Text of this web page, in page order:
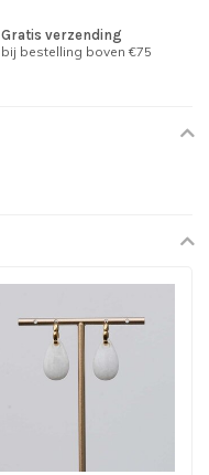
Gratis verzending
bij bestelling boven €75